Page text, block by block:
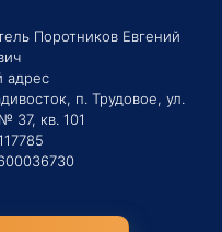
Поротников Евгений
адрес
п. Трудовое, ул.
37, кв. 101